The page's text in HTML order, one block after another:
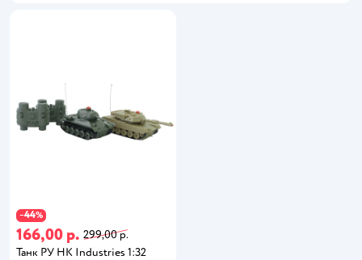
−44%
166,00 р. 299,00 р.
Танк РУ HK Industries 1:32